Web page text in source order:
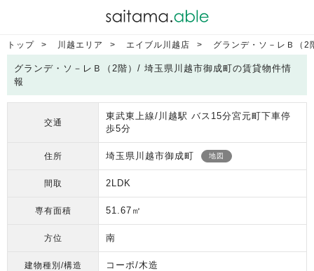
トップ 川越エリア エイブル川越店 グランデ・ソ－レＢ（2
グランデ・ソ－レＢ（2階）/ 埼玉県川越市御成町の賃貸物件情
報
交通
東武東上線/川越駅 バス15分宮元町下車停
歩5分
住所 埼玉県川越市御成町 地図
間取 2LDK
専有面積 51.67㎡
方位 南
建物種別/構造 コーポ/木造